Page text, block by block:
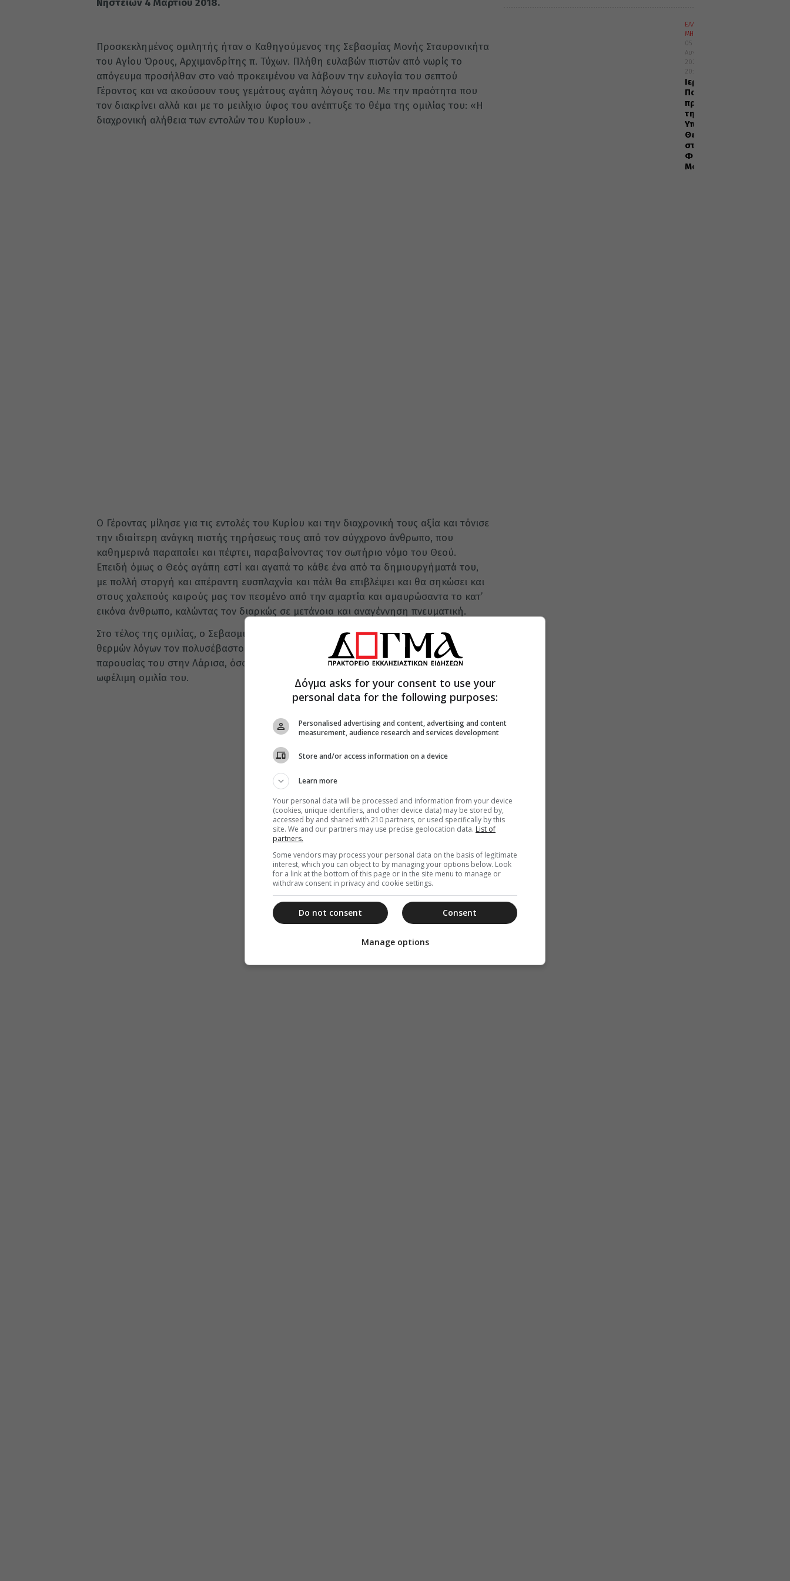
Νηστειών 4 Μαρτίου 2018.
Προσκεκλημένος ομιλητής ήταν ο Καθηγούμενος της Σεβασμίας Μονής Σταυρονικήτα
του Αγίου Όρους, Αρχιμανδρίτης π. Τύχων. Πλήθη ευλαβών πιστών από νωρίς το
απόγευμα προσήλθαν στο ναό προκειμένου να λάβουν την ευλογία του σεπτού
Γέροντος και να ακούσουν τους γεμάτους αγάπη λόγους του. Με την πραότητα που
τον διακρίνει αλλά και με το μειλίχιο ύφος του ανέπτυξε το θέμα της ομιλίας του: «Η
διαχρονική αλήθεια των εντολών του Κυρίου» .
Ο Γέροντας μίλησε για τις εντολές του Κυρίου και την διαχρονική τους αξία και τόνισε
την ιδιαίτερη ανάγκη πιστής τηρήσεως τους από τον σύγχρονο άνθρωπο, που
καθημερινά παραπαίει και πέφτει, παραβαίνοντας τον σωτήριο νόμο του Θεού.
Επειδή όμως ο Θεός αγάπη εστί και αγαπά το κάθε ένα από τα δημιουργήματά του,
με πολλή στοργή και απέραντη ευσπλαχνία και πάλι θα επιβλέψει και θα σηκώσει και
στους χαλεπούς καιρούς μας τον πεσμένο από την αμαρτία και αμαυρώσαντα το κατ’
εικόνα άνθρωπο, καλώντας τον διαρκώς σε μετάνοια και αναγέννηση πνευματική.
Στο τέλος της ομιλίας, ο Σεβασμιώτατος Μητροπολίτης κ. Ιγνάτιος, ευχαρίστησε δια
θερμών λόγων τον πολυσέβαστο Καθηγούμενο π. Τύχωνα, τόσο για την ευλογία της
παρουσίας του στην Λάρισα, όσο και για την θαυμάσια και λίαν εμπεριστατωμένη και
ωφέλιμη ομιλία του.
ΕΛΛΑΔΑ
ΜΗΤΡΟΠΟΛΕΙΣ
05
Αυγούστου
2026
20:29
Ιερά
Παράκληση
προς
την
Υπεραγία
Θεοτόκο
στα
Φαβριανά
Μονοφατσίου
Δόγμα asks for your consent to use your
personal data for the following purposes:
Personalised advertising and content, advertising and content
measurement, audience research and services development
Store and/or access information on a device
Learn more
Your personal data will be processed and information from your device
(cookies, unique identifiers, and other device data) may be stored by,
accessed by and shared with 210 partners, or used specifically by this
site. We and our partners may use precise geolocation data. List of
partners.
Some vendors may process your personal data on the basis of legitimate
interest, which you can object to by managing your options below. Look
for a link at the bottom of this page or in the site menu to manage or
withdraw consent in privacy and cookie settings.
Consent
Do not consent
Manage options